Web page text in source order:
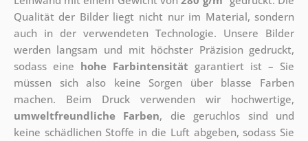
Qualität der Bilder liegt nicht nur im Material, sondern
auch in der verwendeten Technologie. Unsere Bilder
werden langsam und mit höchster Präzision gedruckt,
sodass eine hohe Farbintensität garantiert ist – Sie
müssen sich also keine Sorgen über blasse Farben
machen. Beim Druck verwenden wir hochwertige,
umweltfreundliche Farben, die geruchlos sind und
keine schädlichen Stoffe in die Luft abgeben, sodass Sie